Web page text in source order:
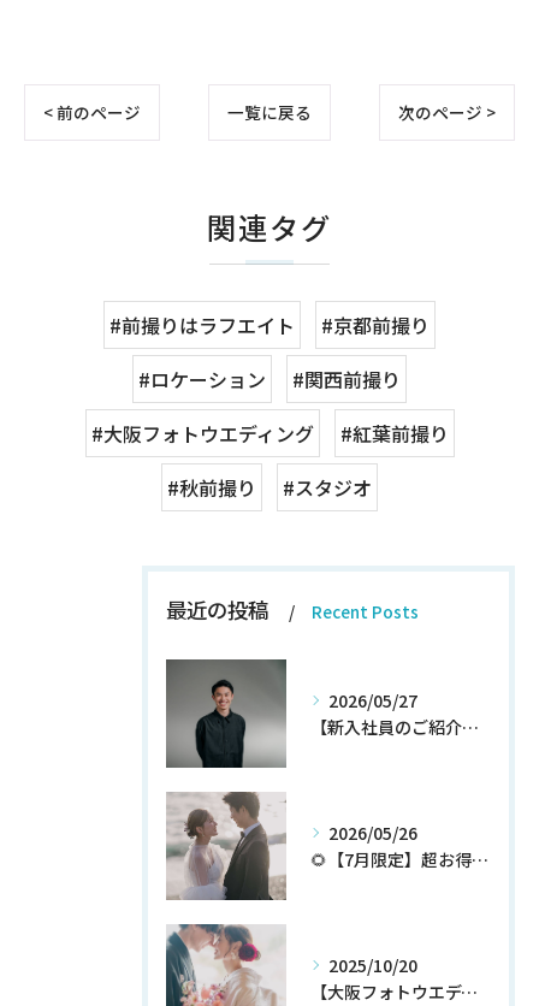
< 前のページ 一覧に戻る 次のページ >
関連タグ
#前撮りはラフエイト
#京都前撮り
#ロケーション
#関西前撮り
#大阪フォトウエディング
#紅葉前撮り
#秋前撮り
#スタジオ
最近の投稿 Recent Posts
2026/05/27
【新入社員のご紹介】期待の新人！和田翔午JOIN!
2026/05/26
🌻【7月限定】超お得なウェディングフォトプランが登場✨
2025/10/20
【大阪フォトウエディング】秋プラン新登場！！！！いち早くチェック！